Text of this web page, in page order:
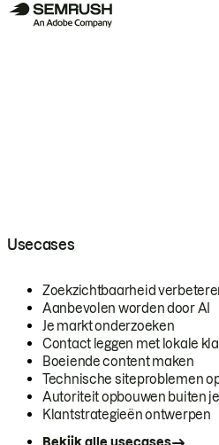
Usecases
Zoekzichtbaarheid
Aanbevolen worden door AI
Je markt onderzoeken
Contact leggen met lokale
Boeiende content maken
Technische siteproblemen
Autoriteit opbouwen buiten
Klantstrategieën ontwerpen